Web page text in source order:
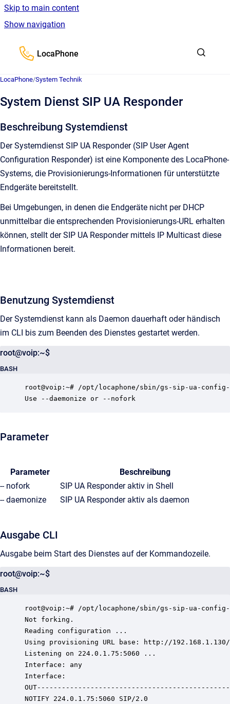
Skip to main content
Show navigation
LocaPhone
LocaPhone/System Technik
System Dienst SIP UA Responder
Beschreibung Systemdienst
Der Systemdienst SIP UA Responder (SIP User Agent
Configuration Responder) ist eine Komponente des LocaPhone-
Systems, die Provisionierungs-Informationen für unterstützte
Endgeräte bereitstellt.
Bei Umgebungen, in denen die Endgeräte nicht per DHCP
unmittelbar die entsprechenden Provisionierungs-URL erhalten
können, stellt der SIP UA Responder mittels IP Multicast diese
Informationen bereit.
Benutzung Systemdienst
Der Systemdienst kann als Daemon dauerhaft oder händisch
im CLI bis zum Beenden des Dienstes gestartet werden.
root@voip:~$
BASH
root@voip:~# /opt/locaphone/sbin/gs-sip-ua-
Use --daemonize or --nofork
Parameter
Parameter
Beschreibung
-- nofork
SIP UA Responder aktiv in Shell
-- daemonize
SIP UA Responder aktiv als daemon
Ausgabe CLI
Ausgabe beim Start des Dienstes auf der Kommandozeile.
root@voip:~$
BASH
root@voip:~# /opt/locaphone/sbin/gs-sip-ua-
Not forking.
Reading configuration ...
Using provisioning URL base: http://
Listening on 224.0.1.75:5060 ...
Interface: any
Interface:
NOTIFY 224.0.1.75:5060 SIP/2.0